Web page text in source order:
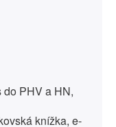
do PHV a HN,
knížka, e-